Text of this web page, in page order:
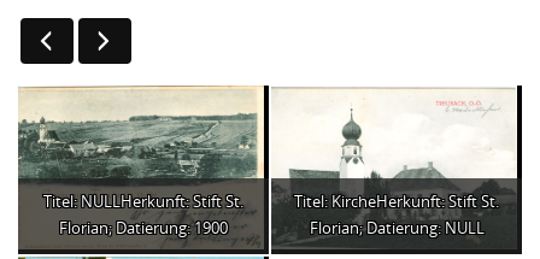
Titel: NULLHerkunft: Stift St.
Florian; Datierung: 1900
Titel: KircheHerkunft: Stift St.
Florian; Datierung: NULL